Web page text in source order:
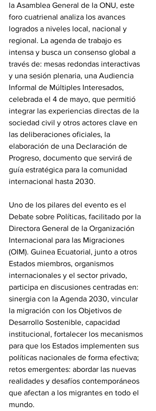
la Asamblea General de la ONU, este
foro cuatrienal analiza los avances
logrados a niveles local, nacional y
regional. La agenda de trabajo es
intensa y busca un consenso global a
través de: mesas redondas interactivas
y una sesión plenaria, una Audiencia
Informal de Múltiples Interesados,
celebrada el 4 de mayo, que permitió
integrar las experiencias directas de la
sociedad civil y otros actores clave en
las deliberaciones oficiales, la
elaboración de una Declaración de
Progreso, documento que servirá de
guía estratégica para la comunidad
internacional hasta 2030.
‎Uno de los pilares del evento es el
Debate sobre Políticas, facilitado por la
Directora General de la Organización
Internacional para las Migraciones
(OIM). Guinea Ecuatorial, junto a otros
Estados miembros, organismos
internacionales y el sector privado,
participa en discusiones centradas en:
sinergia con la Agenda 2030, vincular
la migración con los Objetivos de
Desarrollo Sostenible, capacidad
institucional, fortalecer los mecanismos
para que los Estados implementen sus
políticas nacionales de forma efectiva;
retos emergentes: abordar las nuevas
realidades y desafíos contemporáneos
que afectan a los migrantes en todo el
mundo.